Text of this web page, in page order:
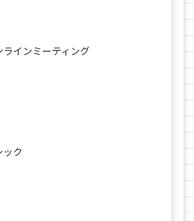
インミーティング
ック